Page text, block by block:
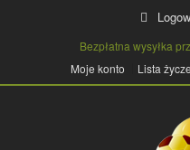
Bezpłatna wysyłka
Moje konto
Lista